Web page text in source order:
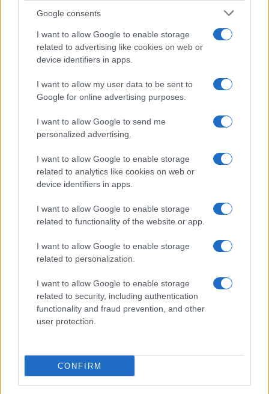
Google consents
I want to allow Google to enable storage
related to advertising like cookies on web or
device identifiers in apps.
I want to allow my user data to be sent to
Google for online advertising purposes.
I want to allow Google to send me
personalized advertising.
I want to allow Google to enable storage
related to analytics like cookies on web or
device identifiers in apps.
I want to allow Google to enable storage
related to functionality of the website or app.
I want to allow Google to enable storage
related to personalization.
I want to allow Google to enable storage
related to security, including authentication
functionality and fraud prevention, and other
user protection.
CONFIRM
Petrolio in calo: Brent a 88.9 dollari, ribassi diffusi tra le
materie prime
NEWS
Petrolio in calo: Brent a 91,82$, ribassi a due cifre per greggio
Andrea Innocenti · 5 Ago 2026
QUOTAZIONI CRYPTO